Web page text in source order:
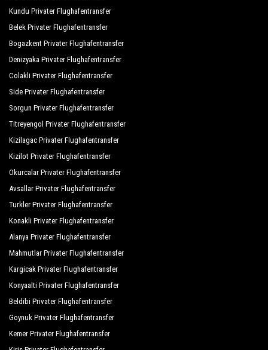
Kundu Privater Flughafentransfer
Belek Privater Flughafentransfer
Bogazkent Privater Flughafentransfer
Denizyaka Privater Flughafentransfer
Colakli Privater Flughafentransfer
Side Privater Flughafentransfer
Sorgun Privater Flughafentransfer
Titreyengol Privater Flughafentransfer
Kizilagac Privater Flughafentransfer
Kizilot Privater Flughafentransfer
Okurcalar Privater Flughafentransfer
Avsallar Privater Flughafentransfer
Turkler Privater Flughafentransfer
Konakli Privater Flughafentransfer
Alanya Privater Flughafentransfer
Mahmutlar Privater Flughafentransfer
Kargicak Privater Flughafentransfer
Konyaalti Privater Flughafentransfer
Beldibi Privater Flughafentransfer
Goynuk Privater Flughafentransfer
Kemer Privater Flughafentransfer